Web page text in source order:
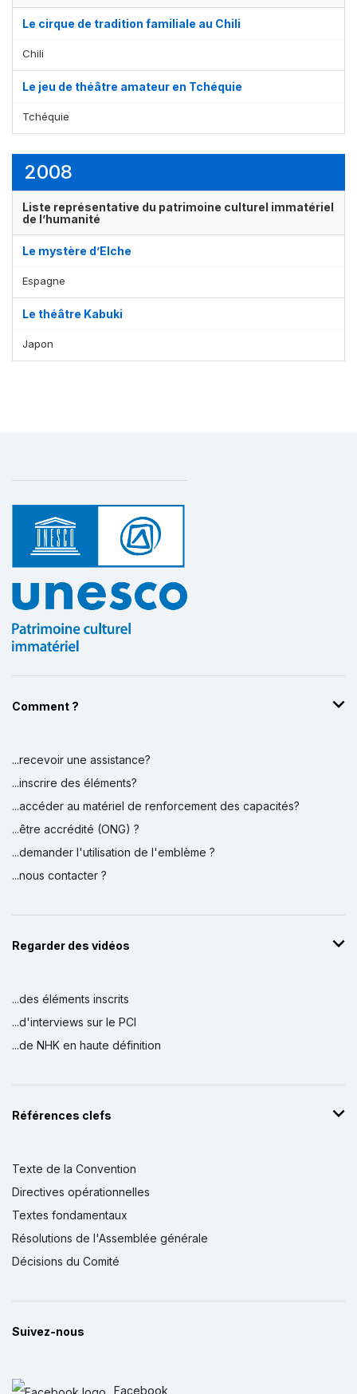
Le cirque de tradition familiale au Chili
Chili
Le jeu de théâtre amateur en Tchéquie
Tchéquie
2008
Liste représentative du patrimoine culturel immatériel
de l’humanité
Le mystère d’Elche
Espagne
Le théâtre Kabuki
Japon
Comment ?
...recevoir une assistance?
...inscrire des éléments?
...accéder au matériel de renforcement des capacités?
...être accrédité (ONG) ?
...demander l'utilisation de l'emblème ?
...nous contacter ?
Regarder des vidéos
...des éléments inscrits
...d'interviews sur le PCI
...de NHK en haute définition
Références clefs
Texte de la Convention
Directives opérationnelles
Textes fondamentaux
Résolutions de l'Assemblée générale
Décisions du Comité
Suivez-nous
Facebook